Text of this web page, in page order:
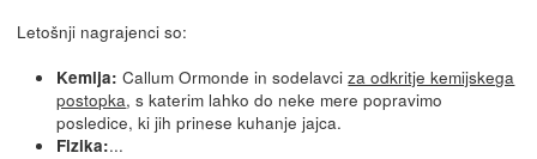
Letošnji nagrajenci so:
Kemija: Callum Ormonde in sodelavciza odkritje kemijskega
postopka, s katerim lahko do neke mere popravimo
posledice, ki jih prinese kuhanje jajca.
Fizika:...